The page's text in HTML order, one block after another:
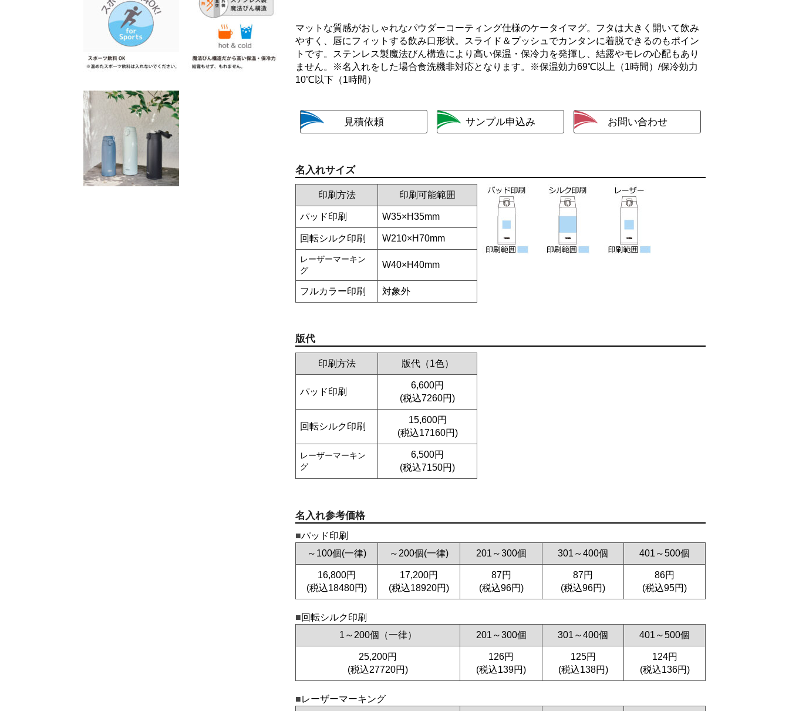
マットな質感がおしゃれなパウダーコーティング仕様のケータイマグ。フタは大きく開いて飲み
やすく、唇にフィットする飲み口形状。スライド＆プッシュでカンタンに着脱できるのもポイン
トです。ステンレス製魔法びん構造により高い保温・保冷力を発揮し、結露やモレの心配もあり
ません。※名入れをした場合食洗機非対応となります。※保温効力69℃以上（1時間）/保冷効力
10℃以下（1時間）
名入れサイズ
印刷方法 印刷可能範囲
パッド印刷 W35×H35mm
回転シルク印刷 W210×H70mm
レーザーマーキン
グ
W40×H40mm
フルカラー印刷 対象外
版代
印刷方法 版代（1色）
パッド印刷
6,600円
(税込7260円)
回転シルク印刷
15,600円
(税込17160円)
レーザーマーキン
グ
6,500円
(税込7150円)
名入れ参考価格
パッド印刷
～100個(一律)
～200個(一律) 201～300個 301～400個 401～500個
16,800円
(税込18480円)
17,200円
(税込18920円)
87円
(税込96円)
87円
(税込96円)
86円
(税込95円)
回転シルク印刷
1～200個（一律）
201～300個 301～400個 401～500個
25,200円
(税込27720円)
126円
(税込139円)
125円
(税込138円)
124円
(税込136円)
レーザーマーキング